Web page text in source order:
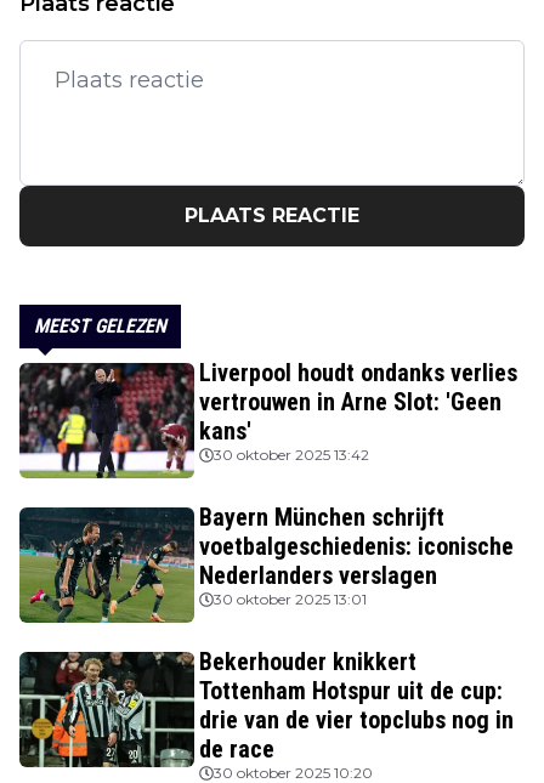
PLAATS REACTIE
MEEST GELEZEN
Liverpool houdt ondanks verlies
vertrouwen in Arne Slot: 'Geen
kans'
30 oktober 2025 13:42
Bayern München schrijft
voetbalgeschiedenis: iconische
Nederlanders verslagen
30 oktober 2025 13:01
Bekerhouder knikkert
Tottenham Hotspur uit de cup:
drie van de vier topclubs nog in
de race
30 oktober 2025 10:20